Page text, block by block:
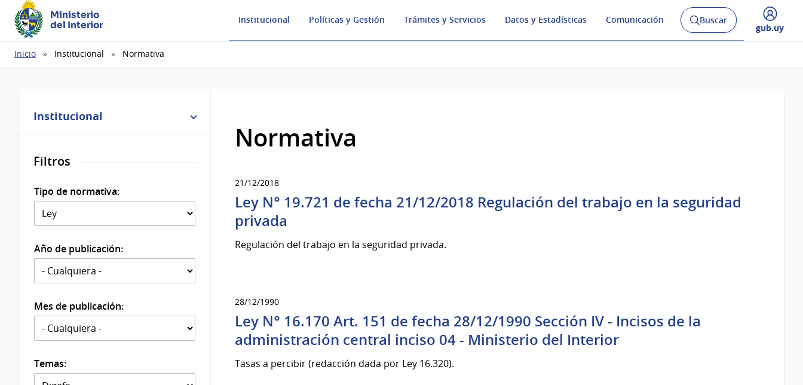
Ministerio
del Interior
Institucional Políticas y Gestión Trámites y Servicios Datos y Estadísticas Comunicación
Abrir
buscador
Buscar
Desplegar
gub.uy
Ruta
Inicio Institucional Normativa
Institucional
Filtros
Tipo de normativa:
Año de publicación:
Mes de publicación:
Temas:
Normativa
21/12/2018
Ley N° 19.721 de fecha 21/12/2018 Regulación del trabajo en la seguridad
privada
Regulación del trabajo en la seguridad privada.
28/12/1990
Ley N° 16.170 Art. 151 de fecha 28/12/1990 Sección IV - Incisos de la
administración central inciso 04 - Ministerio del Interior
Tasas a percibir (redacción dada por Ley 16.320).